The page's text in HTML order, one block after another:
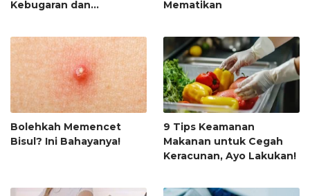
Kebugaran dan
Mematikan
Bolehkah Memencet
Bisul? Ini Bahayanya!
9 Tips Keamanan
Makanan untuk Cegah
Keracunan, Ayo Lakukan!